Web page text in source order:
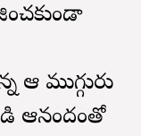
ఆ ముగ్గురు
ఆనందంతో